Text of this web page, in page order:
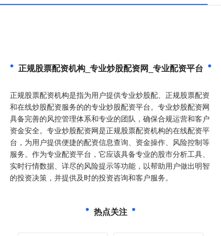
正规股票配资机构_专业炒股配资网_专业配资平台
正规股票配资机构是指为用户提供专业炒股配、正规股票配资
和在线炒股配资服务的的专业炒股配资平台。专业炒股配资网
具备完善的风控管理体系和专业的团队，确保合规运营和客户
资金安全。专业炒股配资网是正规股票配资机构的在线配资平
台，为用户提供便捷的配资信息查询、资金操作、风险控制等
服务。作为专业配资平台，它应该具备专业的股市分析工具、
实时行情数据、详尽的风险提示等功能，以帮助用户做出明智
的投资决策，并提供及时的投资咨询和客户服务。
热点关注